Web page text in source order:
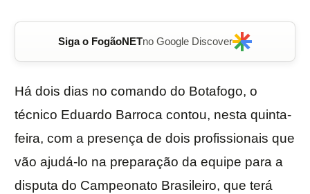
Siga o FogãoNETno Google Discover
Há dois dias no comando do Botafogo, o
técnico Eduardo Barroca contou, nesta quinta-
feira, com a presença de dois profissionais que
vão ajudá-lo na preparação da equipe para a
disputa do Campeonato Brasileiro, que terá